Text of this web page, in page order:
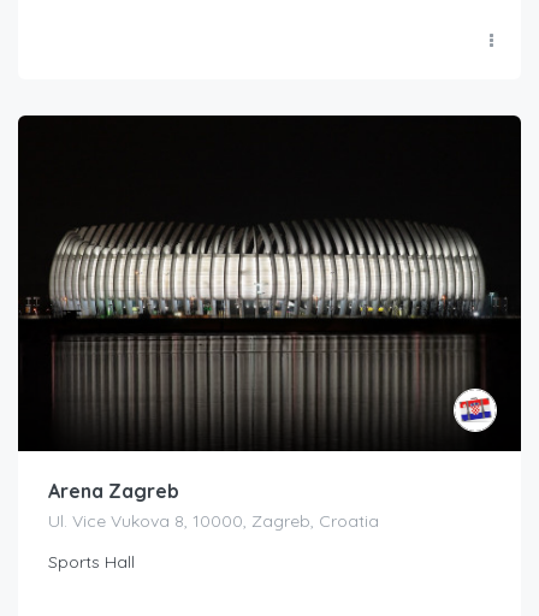
Arena Zagreb
Ul. Vice Vukova 8, 10000, Zagreb, Croatia
Sports Hall